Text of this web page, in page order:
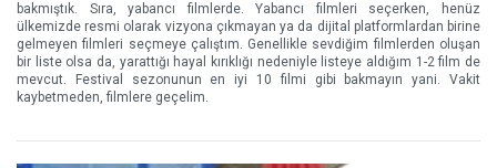
bakmıştık. Sıra, yabancı filmlerde. Yabancı filmleri seçerken, henüz
ülkemizde resmi olarak vizyona çıkmayan ya da dijital platformlardan birine
gelmeyen filmleri seçmeye çalıştım. Genellikle sevdiğim filmlerden oluşan
bir liste olsa da, yarattığı hayal kırıklığı nedeniyle listeye aldığım 1-2 film de
mevcut. Festival sezonunun en iyi 10 filmi gibi bakmayın yani. Vakit
kaybetmeden, filmlere geçelim.